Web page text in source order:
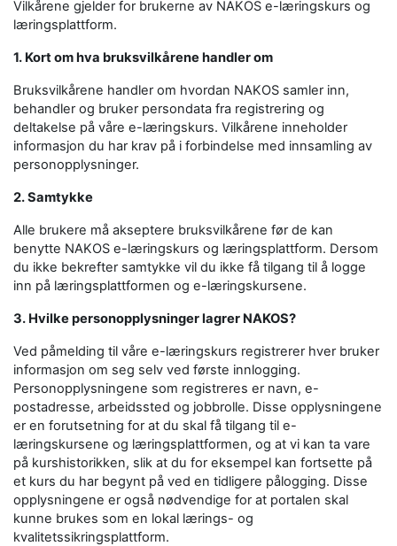
Vilkårene gjelder for brukerne av NAKOS e-læringskurs og
læringsplattform.
1. Kort om hva bruksvilkårene handler om
Bruksvilkårene handler om hvordan NAKOS samler inn,
behandler og bruker persondata fra registrering og
deltakelse på våre e-læringskurs. Vilkårene inneholder
informasjon du har krav på i forbindelse med innsamling av
personopplysninger.
2. Samtykke
Alle brukere må akseptere bruksvilkårene før de kan
benytte NAKOS e-læringskurs og læringsplattform. Dersom
du ikke bekrefter samtykke vil du ikke få tilgang til å logge
inn på læringsplattformen og e-læringskursene.
3. Hvilke personopplysninger lagrer NAKOS?
Ved påmelding til våre e-læringskurs registrerer hver bruker
informasjon om seg selv ved første innlogging.
Personopplysningene som registreres er navn, e-
postadresse, arbeidssted og jobbrolle. Disse opplysningene
er en forutsetning for at du skal få tilgang til e-
læringskursene og læringsplattformen, og at vi kan ta vare
på kurshistorikken, slik at du for eksempel kan fortsette på
et kurs du har begynt på ved en tidligere pålogging. Disse
opplysningene er også nødvendige for at portalen skal
kunne brukes som en lokal lærings- og
kvalitetssikringsplattform.